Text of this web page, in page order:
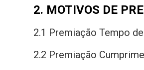
2. MOTIVOS DE
2.1 Premiação Tempo de
2.2 Premiação